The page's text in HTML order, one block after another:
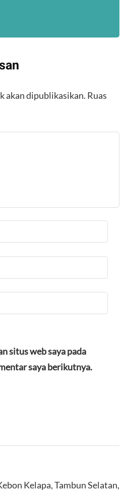
akan dipublikasikan. Ruas
situs web saya pada
saya berikutnya.
Kelapa, Tambun Selatan,